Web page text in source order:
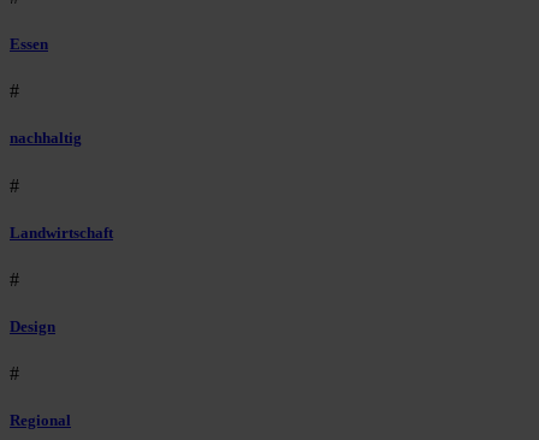
Essen
#
nachhaltig
#
Landwirtschaft
#
Design
#
Regional